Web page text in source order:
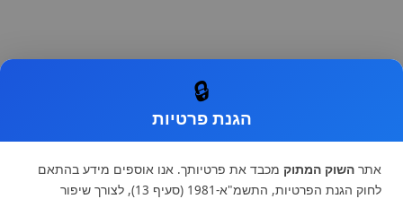
🔒
הגנת פרטיות
אתר השוק המתוק מכבד את פרטיותך. אנו אוספים מידע בהתאם
לחוק הגנת הפרטיות, התשמ"א-1981 (סעיף 13), לצורך שיפור